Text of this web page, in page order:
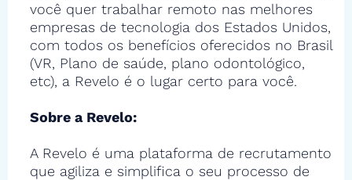
você quer trabalhar remoto nas melhores
empresas de tecnologia dos Estados Unidos,
com todos os benefícios oferecidos no Brasil
(VR, Plano de saúde, plano odontológico,
etc), a Revelo é o lugar certo para você.
Sobre a Revelo:
A Revelo é uma plataforma de recrutamento
que agiliza e simplifica o seu processo de